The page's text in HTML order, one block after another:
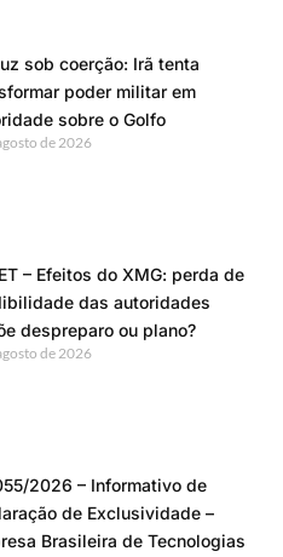
sob coerção: Irã tenta
poder militar em
sobre o Golfo
de 2026
– Efeitos do XMG: perda de
das autoridades
despreparo ou plano?
de 2026
2026 – Informativo de
de Exclusividade –
Brasileira de Tecnologias